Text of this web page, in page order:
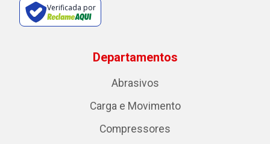
Verificada por
Departamentos
Abrasivos
Carga e Movimento
Compressores